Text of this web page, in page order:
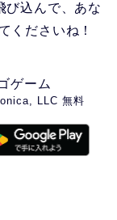
び込んで、あな
くださいね！
ゲーム
LLC 無料